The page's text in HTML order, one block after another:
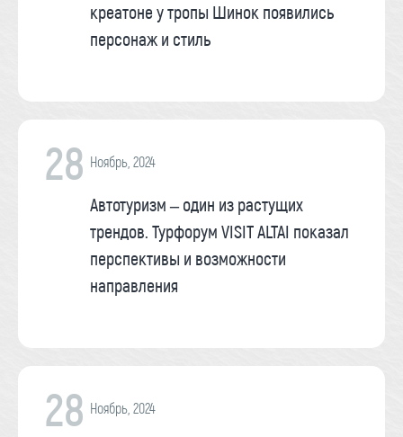
креатоне у тропы Шинок появились
персонаж и стиль
28 Ноябрь, 2024
Автотуризм – один из растущих
трендов. Турфорум VISIT ALTAI показал
перспективы и возможности
направления
28 Ноябрь, 2024